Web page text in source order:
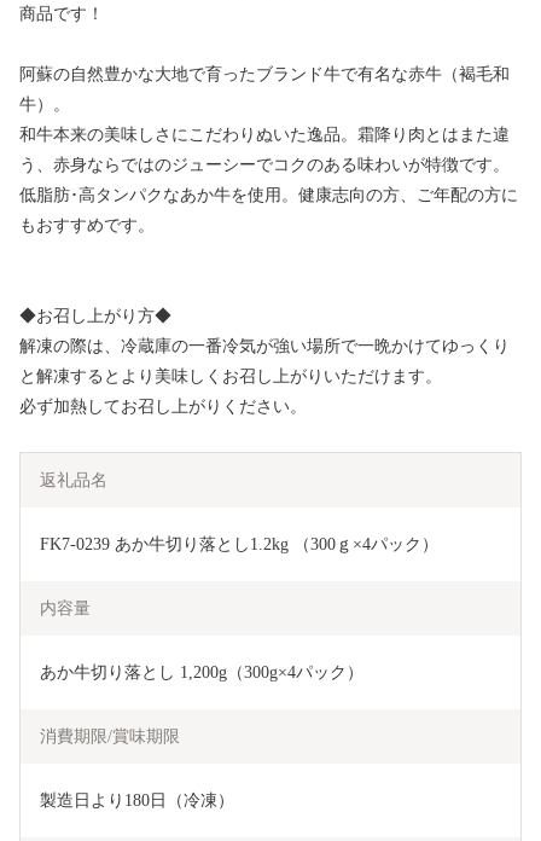
商品です！
阿蘇の自然豊かな大地で育ったブランド牛で有名な赤牛（褐毛和
牛）。
和牛本来の美味しさにこだわりぬいた逸品。霜降り肉とはまた違
う、赤身ならではのジューシーでコクのある味わいが特徴です。
低脂肪･高タンパクなあか牛を使用。健康志向の方、ご年配の方に
もおすすめです。
◆お召し上がり方◆
解凍の際は、冷蔵庫の一番冷気が強い場所で一晩かけてゆっくり
と解凍するとより美味しくお召し上がりいただけます。
必ず加熱してお召し上がりください。
返礼品名
FK7-0239 あか牛切り落とし1.2kg （300ｇ×4パック）
内容量
あか牛切り落とし 1,200g（300g×4パック）
消費期限/賞味期限
製造日より180日（冷凍）